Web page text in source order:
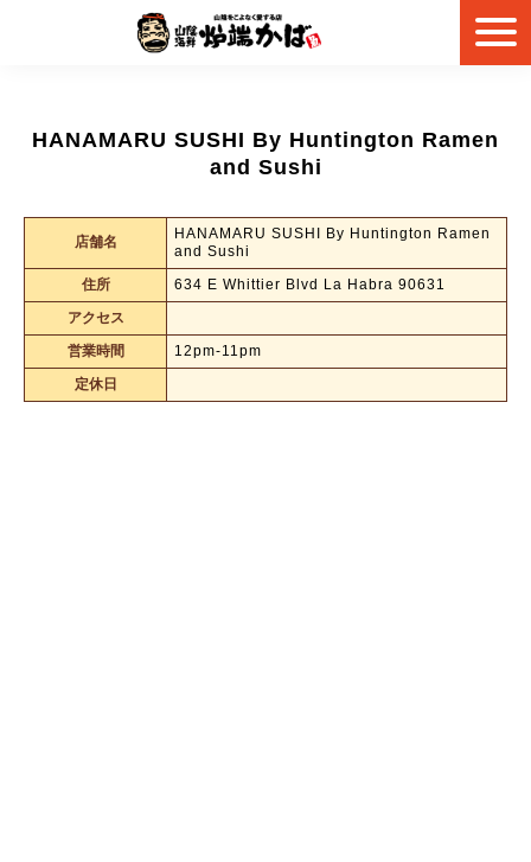
HANAMARU SUSHI By Huntington Ramen
and Sushi
店舗名
HANAMARU SUSHI By Huntington Ramen
and Sushi
住所
634 E Whittier Blvd La Habra 90631
アクセス
営業時間
12pm-11pm
定休日